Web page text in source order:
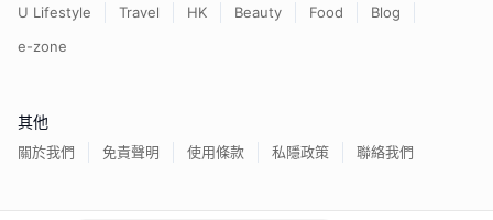
U Lifestyle Travel HK Beauty Food
Blog
e-zone
其他
關於我們 免責聲明 使用條款 私隱政策 聯絡我們